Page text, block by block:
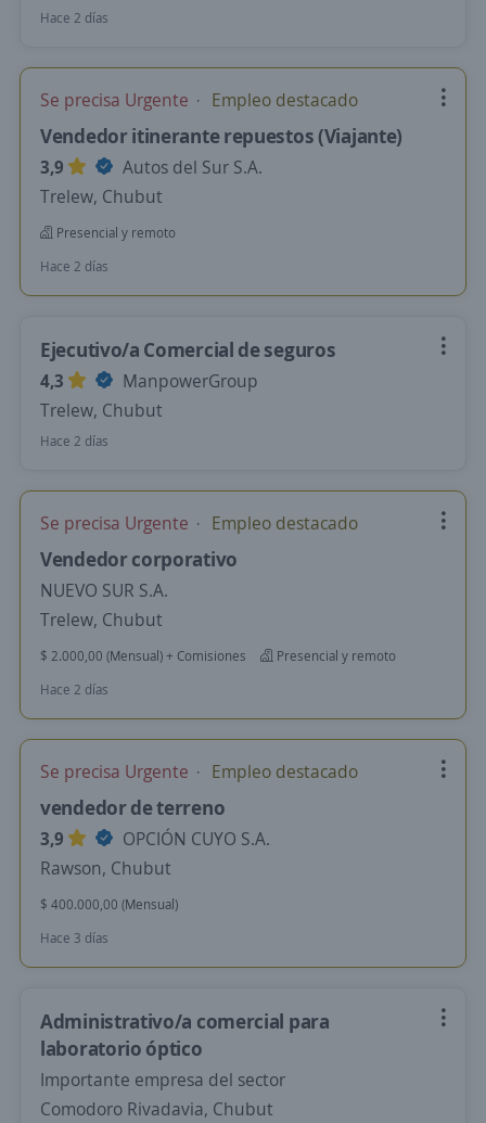
Hace 2 días
Se precisa Urgente Empleo destacado
Vendedor itinerante repuestos (Viajante)
3,9
Autos del Sur S.A.
Trelew, Chubut
Presencial y remoto
Hace 2 días
Ejecutivo/a Comercial de seguros
4,3
ManpowerGroup
Trelew, Chubut
Hace 2 días
Se precisa Urgente Empleo destacado
Vendedor corporativo
NUEVO SUR S.A.
Trelew, Chubut
$ 2.000,00 (Mensual) + Comisiones
Presencial y remoto
Hace 2 días
Se precisa Urgente Empleo destacado
vendedor de terreno
3,9
OPCIÓN CUYO S.A.
Rawson, Chubut
$ 400.000,00 (Mensual)
Hace 3 días
Administrativo/a comercial para
laboratorio óptico
Importante empresa del sector
Comodoro Rivadavia, Chubut